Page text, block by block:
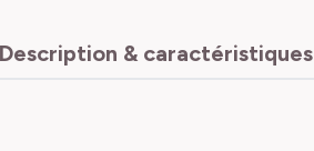
Description & caractéristiques